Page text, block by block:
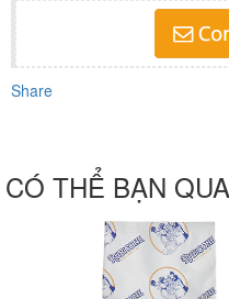
Share
CÓ THỂ BẠN